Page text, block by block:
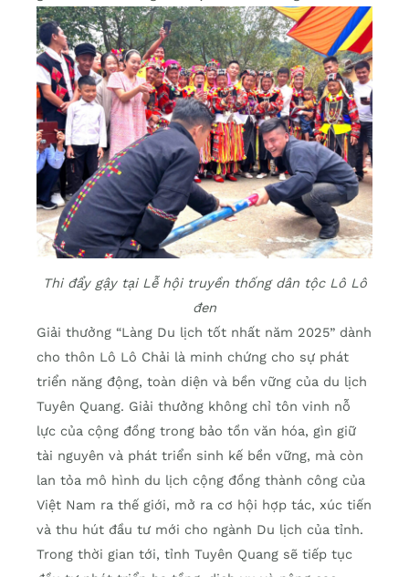
Thi đẩy gậy tại Lễ hội truyền thống dân tộc Lô Lô
đen
Giải thưởng “Làng Du lịch tốt nhất năm 2025” dành
cho thôn Lô Lô Chải là minh chứng cho sự phát
triển năng động, toàn diện và bền vững của du lịch
Tuyên Quang. Giải thưởng không chỉ tôn vinh nỗ
lực của cộng đồng trong bảo tồn văn hóa, gìn giữ
tài nguyên và phát triển sinh kế bền vững, mà còn
lan tỏa mô hình du lịch cộng đồng thành công của
Việt Nam ra thế giới, mở ra cơ hội hợp tác, xúc tiến
và thu hút đầu tư mới cho ngành Du lịch của tỉnh.
Trong thời gian tới, tỉnh Tuyên Quang sẽ tiếp tục